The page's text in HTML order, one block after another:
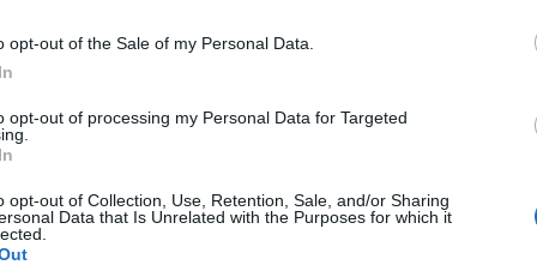
opt-out of the Sale of my Personal Data.
opt-out of processing my Personal Data for Targeted
opt-out of Collection, Use, Retention, Sale, and/or Sharing
Data that Is Unrelated with the Purposes for which it
XVI. sezóny dres „mláděte“ do 22 let
prostředí pro profesionální týmy a jejich
Austrálie, Rakouska, České republiky, Dánska,
Nizozemska, Švýcarska, USA, společně s